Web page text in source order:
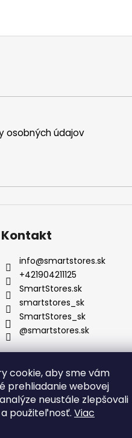
cookie, aby sme vám
prehliadanie webovej
neustále zlepšovali
použiteľnosť. Viac
osobných údajov
Kontakt
info@smartstores.sk
+421904211125
SmartStores.sk
smartstores_sk
SmartStores_sk
@smartstores.sk